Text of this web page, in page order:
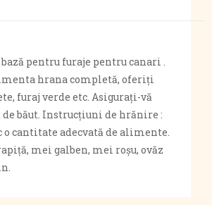
pentru furaje pentru canari .
hrana completă, oferiți
furaj verde etc. Asigurați-vă
de băut. Instrucțiuni de hrănire :
cantitate adecvată de alimente.
mei galben, mei roșu, ovăz